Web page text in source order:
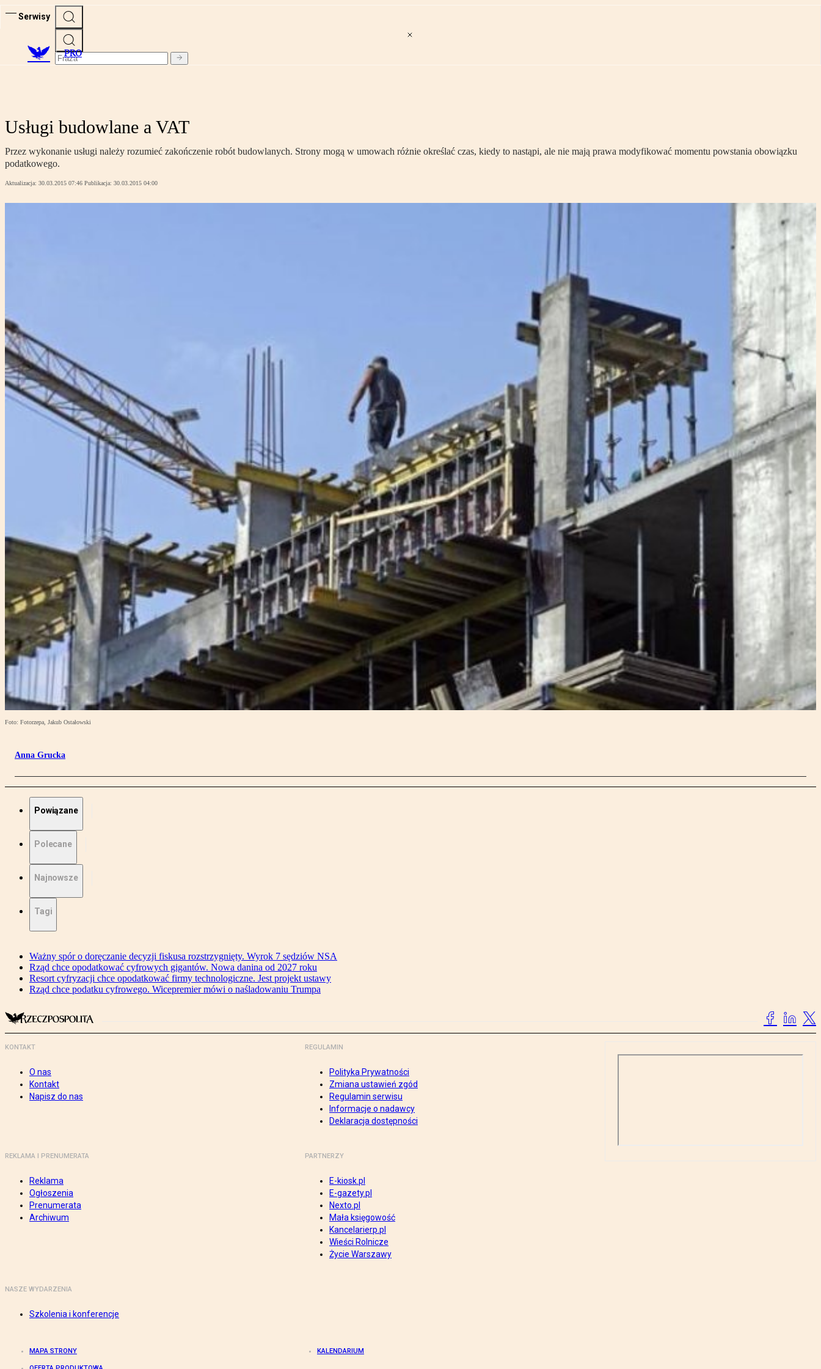
Serwisy
PRO
Usługi budowlane a VAT
Przez wykonanie usługi należy rozumieć zakończenie robót budowlanych. Strony mogą w umowach różnie określać czas, kiedy to nastąpi, ale nie mają prawa modyfikować momentu powstania obowiązku
podatkowego.
Aktualizacja: 30.03.2015 07:46 Publikacja: 30.03.2015 04:00
Foto: Fotorzepa, Jakub Ostałowski
Anna Grucka
Powiązane
Polecane
Najnowsze
Tagi
Ważny spór o doręczanie decyzji fiskusa rozstrzygnięty. Wyrok 7 sędziów NSA
Rząd chce opodatkować cyfrowych gigantów. Nowa danina od 2027 roku
Resort cyfryzacji chce opodatkować firmy technologiczne. Jest projekt ustawy
Rząd chce podatku cyfrowego. Wicepremier mówi o naśladowaniu Trumpa
KONTAKT
O nas
Kontakt
Napisz do nas
REGULAMIN
Polityka Prywatności
Zmiana ustawień zgód
Regulamin serwisu
Informacje o nadawcy
Deklaracja dostępności
REKLAMA I PRENUMERATA
Reklama
Ogłoszenia
Prenumerata
Archiwum
PARTNERZY
E-kiosk.pl
E-gazety.pl
Nexto.pl
Mała księgowość
Kancelarierp.pl
Wieści Rolnicze
Życie Warszawy
NASZE WYDARZENIA
Szkolenia i konferencje
MAPA STRONY KALENDARIUM